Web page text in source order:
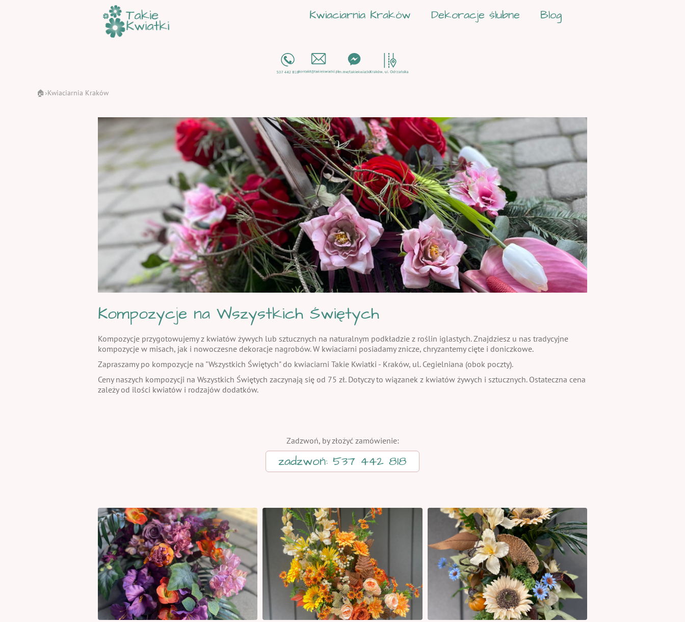
Kwiaciarnia Kraków Dekoracje ślubne Blog
🏠 ›Kwiaciarnia Kraków
Kompozycje na Wszystkich Świętych
Kompozycje przygotowujemy z kwiatów żywych lub sztucznych na naturalnym podkładzie z roślin iglastych. Znajdziesz u nas tradycyjne
kompozycje w misach, jak i nowoczesne dekoracje nagrobów. W kwiaciarni posiadamy znicze, chryzantemy cięte i doniczkowe.
Zapraszamy po kompozycje na "Wszystkich Świętych" do kwiaciarni Takie Kwiatki - Kraków, ul. Cegielniana (obok poczty).
Ceny naszych kompozycji na Wszystkich Świętych zaczynają się od 75 zł. Dotyczy to wiązanek z kwiatów żywych i sztucznych. Ostateczna cena
zależy od ilości kwiatów i rodzajów dodatków.
Zadzwoń, by złożyć zamówienie:
zadzwoń: 537 442 818